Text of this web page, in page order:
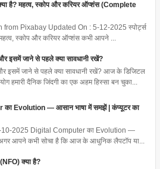
क्या है? महत्व, स्कोप और करियर ऑप्शंस (Complete
from Pixabay Updated On : 5-12-2025 स्पोर्ट्स
महत्व, स्कोप और करियर ऑप्शंस कभी आपने ...
इसमें जाने से पहले क्या सावधानी रखें?
इसमें जाने से पहले क्या सावधानी रखें? आज के डिजिटल
हमारी दैनिक जिंदगी का एक अहम हिस्सा बन चुका...
Evolution — आसान भाषा में समझें | कंप्यूटर का
10-2025 Digital Computer का Evolution —
आपने कभी सोचा है कि आज के आधुनिक लैपटॉप या...
क्या है?